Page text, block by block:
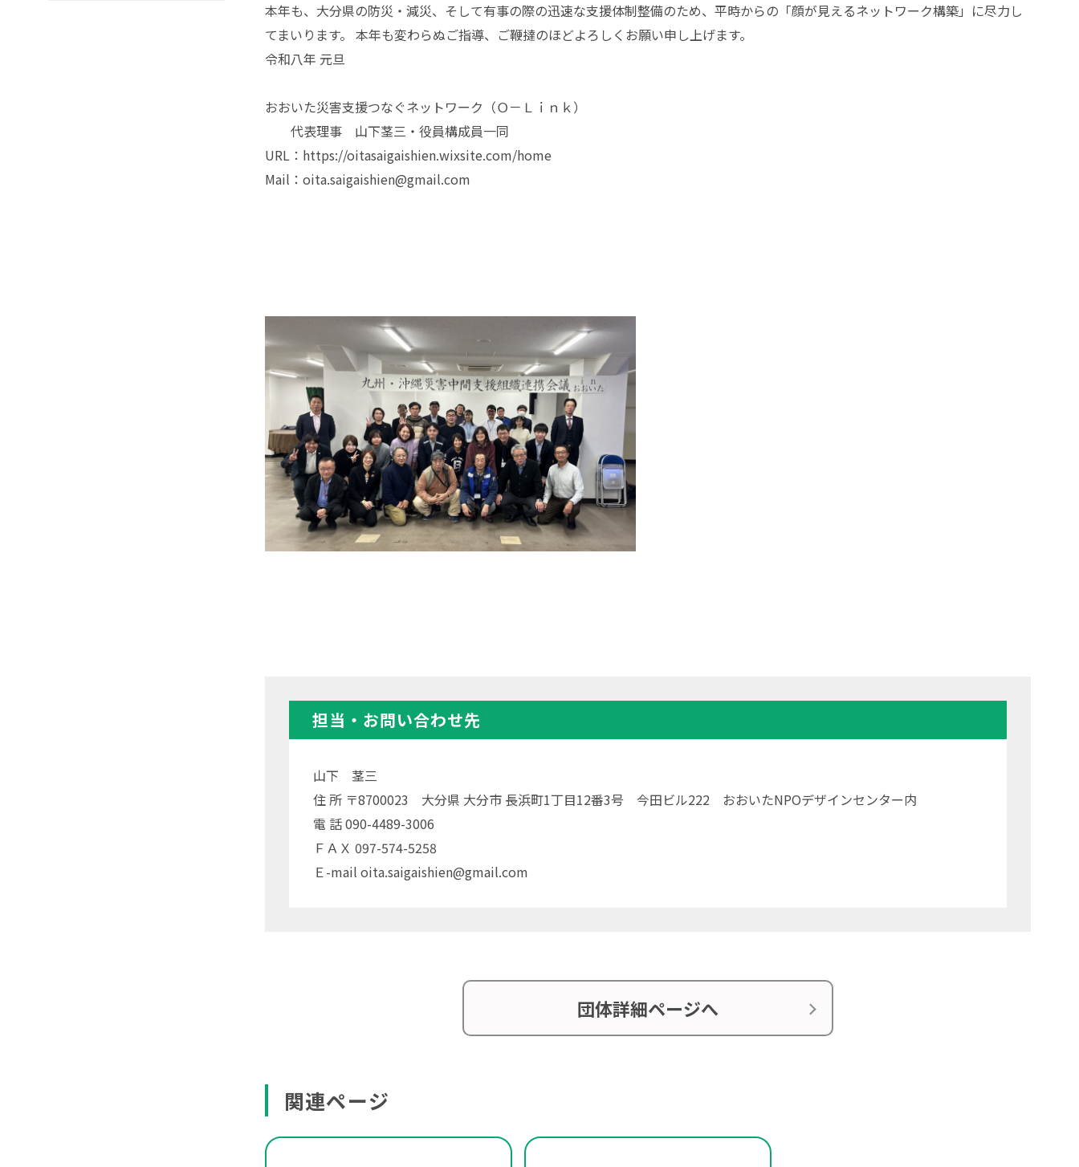
本年も、大分県の防災・減災、そして有事の際の迅速な支援体制整備のため、平時からの「顔が見えるネットワーク構築」に尽力し
てまいります。 本年も変わらぬご指導、ご鞭撻のほどよろしくお願い申し上げます。
令和八年 元旦
おおいた災害支援つなぐネットワーク（Ｏ－Ｌｉｎｋ）
代表理事 山下茎三・役員構成員一同
URL：https://oitasaigaishien.wixsite.com/home
Mail：oita.saigaishien@gmail.com
担当・お問い合わせ先
山下 茎三
住 所 〒8700023 大分県 大分市 長浜町1丁目12番3号 今田ビル222 おおいたNPOデザインセンター内
電 話 090-4489-3006
ＦＡＸ 097-574-5258
Ｅ-mail oita.saigaishien@gmail.com
団体詳細ページへ
関連ページ